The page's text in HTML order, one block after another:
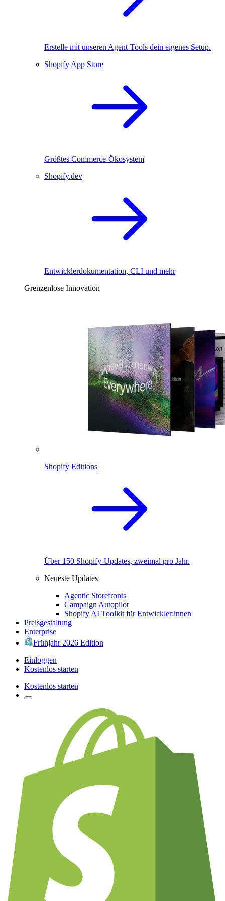
Erstelle mit unseren Agent-Tools dein eigenes Setup.
Shopify App Store
Größtes Commerce-Ökosystem
Shopify.dev
Entwicklerdokumentation, CLI und mehr
Grenzenlose Innovation
Shopify Editions
Über 150 Shopify-Updates, zweimal pro Jahr.
Neueste Updates
Agentic Storefronts
Campaign Autopilot
Shopify AI Toolkit für Entwickler:innen
Preisgestaltung
Enterprise
Frühjahr 2026 Edition
Einloggen
Kostenlos starten
Kostenlos starten